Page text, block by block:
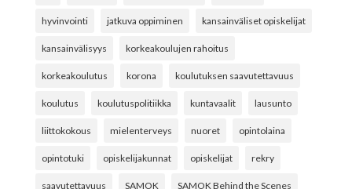
hyvinvointi jatkuva oppiminen kansainväliset opiskelijat
kansainvälisyys korkeakoulujen rahoitus
korkeakoulutus korona koulutuksen saavutettavuus
koulutus koulutuspolitiikka kuntavaalit lausunto
liittokokous mielenterveys nuoret opintolaina
opintotuki opiskelijakunnat opiskelijat rekry
saavutettavuus SAMOK SAMOK Behind the Scenes